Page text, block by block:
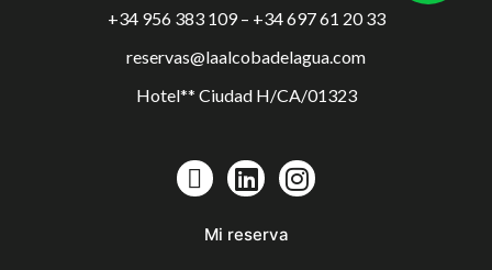
+34 956 383 109 – +34 697 61 20 33
reservas@laalcobadelagua.com
Hotel** Ciudad H/CA/01323
Mi reserva